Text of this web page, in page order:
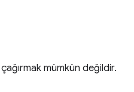
mümkün değildir.